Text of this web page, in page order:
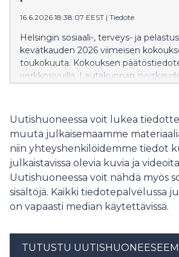
16.6.2026 18:38:07 EEST | Tiedote
Helsingin sosiaali-, terveys- ja
kevätkauden 2026 viimeisen
toukokuuta. Kokouksen
verkkosivuilla. Lautakunnan
Uutishuoneessa voit lukea
muuta julkaisemaamme
niin yhteyshenkilöidemme tiedot
julkaistavissa olevia kuvia ja
Uutishuoneessa voit nähdä myös
sisältöjä. Kaikki tiedotepalvelussa
on vapaasti median käytettävissä.
TUTUSTU